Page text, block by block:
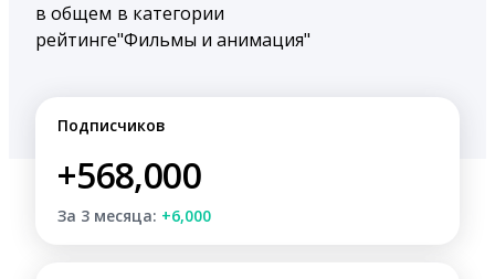
в общем
рейтинге
в категории
"Фильмы и анимация"
Подписчиков
+568,000
За 3 месяца: +6,000